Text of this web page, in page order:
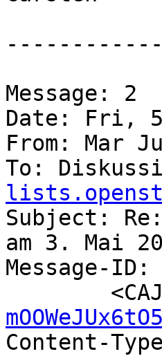
Message: 2
Date: Fri, 5
From: Mar
To:
Subject:
am 3. Mai
Message-ID:
Content-